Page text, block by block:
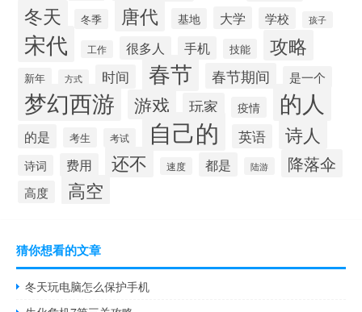
冬天 冬季 唐代 基地 大学 学校 孩子
宋代 工作 很多人 手机 技能 攻略
新年 方式 时间 春节 春节期间 是一个
梦幻西游 游戏 玩家 疫情 的人
的是 考生 考试 自己的 英语 诗人
诗词 费用 还不 速度 都是 陆游 降落伞
高度 高空
猜你想看的文章
冬天玩电脑怎么保护手机